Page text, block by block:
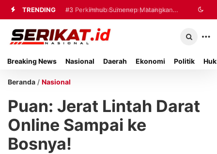
TRENDING #2 Pemkab Sumenep Naikkan
Titik Impas Harga Tembakau 2026,
#3 Perkimhub Sumenep Matangkan
Pelaksanaan RTLH 2026, Sebanyak
Breaking News Nasional Daerah Ekonomi Politik
Beranda / Nasional
Puan: Jerat Lintah Darat
Online Sampai ke
Bosnya!